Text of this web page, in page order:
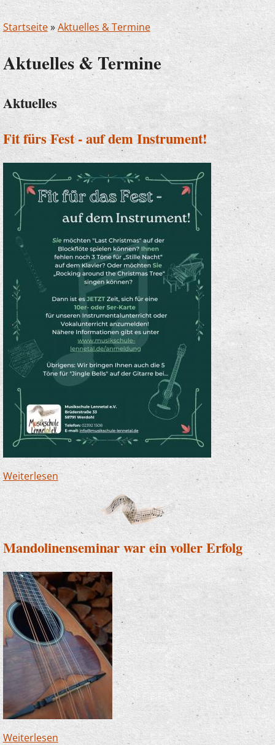
Startseite»Aktuelles & Termine
Aktuelles & Termine
Aktuelles
Fit fürs Fest - auf dem Instrument!
Weiterlesenüber Fit fürs Fest - auf dem Instrument!
Mandolinenseminar war ein voller Erfolg
Weiterlesen über Mandolinenseminar war ein voller Erfolg